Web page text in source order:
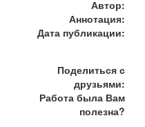
Автор:
Аннотация:
Дата публикации:
Поделиться с
друзьями:
Работа была Вам
полезна?